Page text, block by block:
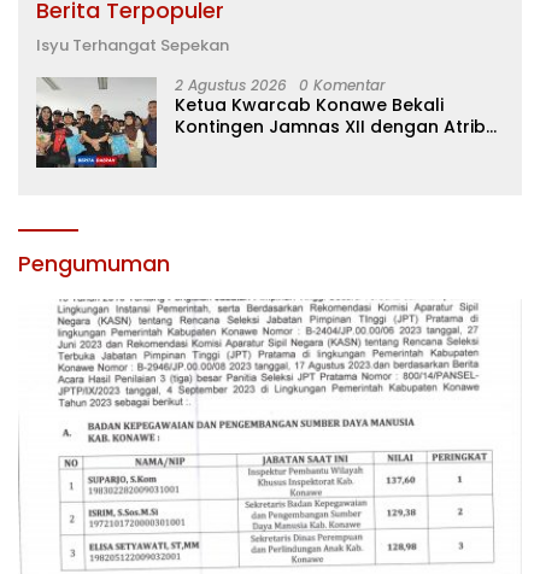
Berita Terpopuler
Isyu Terhangat Sepekan
2 Agustus 2026 0 Komentar
Ketua Kwarcab Konawe Bekali
Kontingen Jamnas XII dengan Atribut
Pengumuman